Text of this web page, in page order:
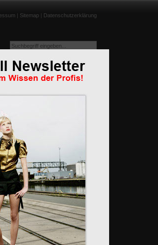
| Sitemap | Datenschutzerklärung
Humor
begeistert Gäste aus
TT-Lok BR 91.3 DR
119 im DB Museum
Flachwagen
zum Leben - BR 119